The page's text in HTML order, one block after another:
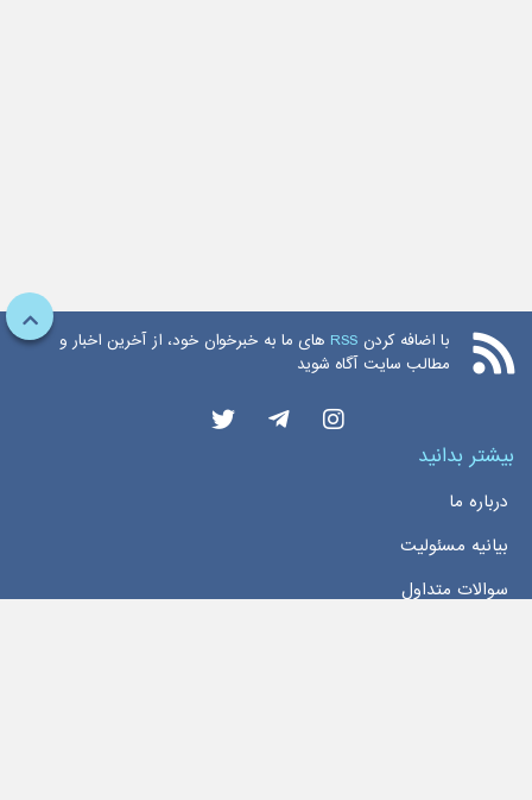
با اضافه کردن RSS های ما به خبرخوان خود، از آخرین اخبار و
مطالب سایت آگاه شوید
بیشتر بدانید
درباره ما
بیانیه مسئولیت
سوالات متداول